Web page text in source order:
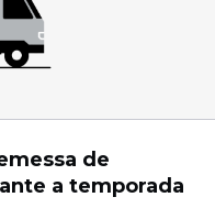
de
a temporada